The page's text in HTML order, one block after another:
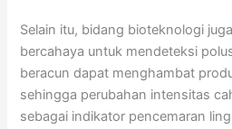
Selain itu, bidang bioteknologi
bercahaya untuk mendeteksi
beracun dapat menghambat
sehingga perubahan intensitas
sebagai indikator pencemaran